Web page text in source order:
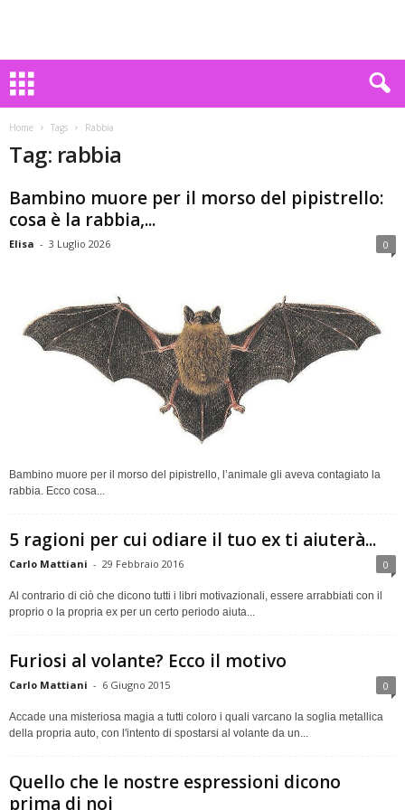
Home Tags Rabbia
Tag: rabbia
Bambino muore per il morso del pipistrello:
cosa è la rabbia,...
Elisa - 3 Luglio 2026 0
Bambino muore per il morso del pipistrello, l’animale gli aveva contagiato la
rabbia. Ecco cosa...
5 ragioni per cui odiare il tuo ex ti aiuterà...
Carlo Mattiani - 29 Febbraio 2016 0
Al contrario di ciò che dicono tutti i libri motivazionali, essere arrabbiati con il
proprio o la propria ex per un certo periodo aiuta...
Furiosi al volante? Ecco il motivo
Carlo Mattiani - 6 Giugno 2015 0
Accade una misteriosa magia a tutti coloro i quali varcano la soglia metallica
della propria auto, con l'intento di spostarsi al volante da un...
Quello che le nostre espressioni dicono
prima di noi